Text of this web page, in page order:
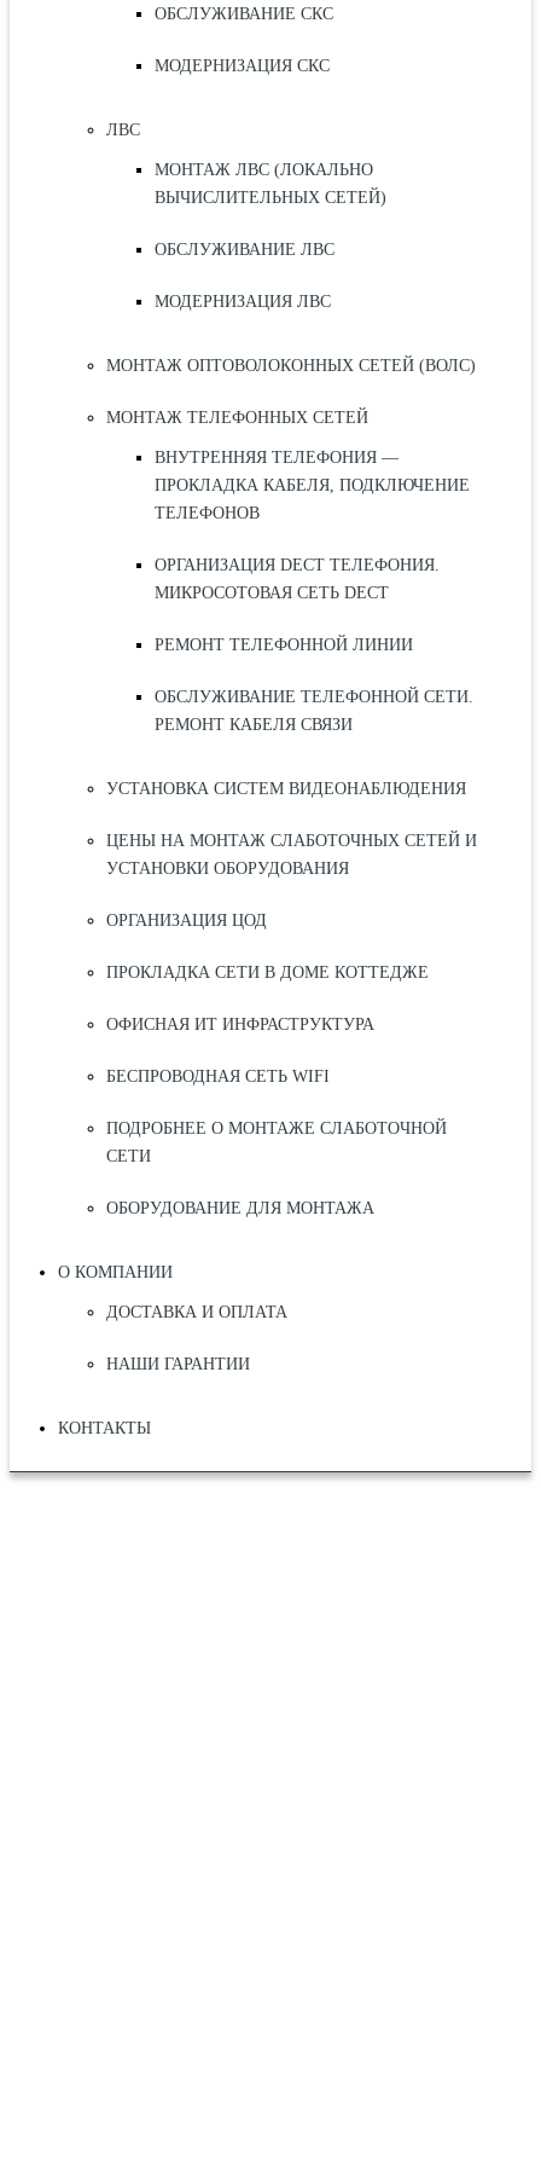
ОБСЛУЖИВАНИЕ СКС
МОДЕРНИЗАЦИЯ СКС
ЛВС
МОНТАЖ ЛВС (ЛОКАЛЬНО
ВЫЧИСЛИТЕЛЬНЫХ СЕТЕЙ)
ОБСЛУЖИВАНИЕ ЛВС
МОДЕРНИЗАЦИЯ ЛВС
МОНТАЖ ОПТОВОЛОКОННЫХ СЕТЕЙ (ВОЛС)
МОНТАЖ ТЕЛЕФОННЫХ СЕТЕЙ
ВНУТРЕННЯЯ ТЕЛЕФОНИЯ —
ПРОКЛАДКА КАБЕЛЯ, ПОДКЛЮЧЕНИЕ
ТЕЛЕФОНОВ
ОРГАНИЗАЦИЯ DECT ТЕЛЕФОНИЯ.
МИКРОСОТОВАЯ СЕТЬ DECT
РЕМОНТ ТЕЛЕФОННОЙ ЛИНИИ
ОБСЛУЖИВАНИЕ ТЕЛЕФОННОЙ СЕТИ.
РЕМОНТ КАБЕЛЯ СВЯЗИ
УСТАНОВКА СИСТЕМ ВИДЕОНАБЛЮДЕНИЯ
ЦЕНЫ НА МОНТАЖ СЛАБОТОЧНЫХ СЕТЕЙ И
УСТАНОВКИ ОБОРУДОВАНИЯ
ОРГАНИЗАЦИЯ ЦОД
ПРОКЛАДКА СЕТИ В ДОМЕ КОТТЕДЖЕ
ОФИСНАЯ ИТ ИНФРАСТРУКТУРА
БЕСПРОВОДНАЯ СЕТЬ WIFI
ПОДРОБНЕЕ О МОНТАЖЕ СЛАБОТОЧНОЙ
СЕТИ
ОБОРУДОВАНИЕ ДЛЯ МОНТАЖА
О КОМПАНИИ
ДОСТАВКА И ОПЛАТА
НАШИ ГАРАНТИИ
КОНТАКТЫ